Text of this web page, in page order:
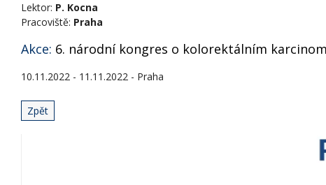
Lektor: P. Kocna
Pracoviště: Praha
Akce: 6. národní kongres o kolorektálním
10.11.2022 - 11.11.2022 - Praha
Zpět